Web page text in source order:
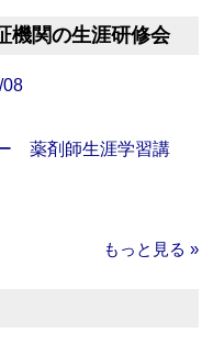
機関の生涯研修会
薬剤師生涯学習講
もっと見る »